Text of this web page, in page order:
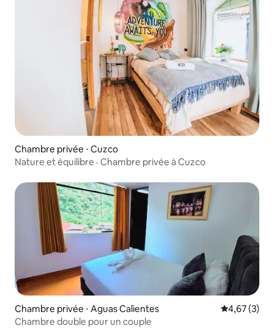
Chambre privée ⋅ Cuzco
Nature et équilibre · Chambre privée à Cuzco
Chambre privée ⋅ Aguas Calientes Évaluation
4,67 (3)
Chambre double pour un couple